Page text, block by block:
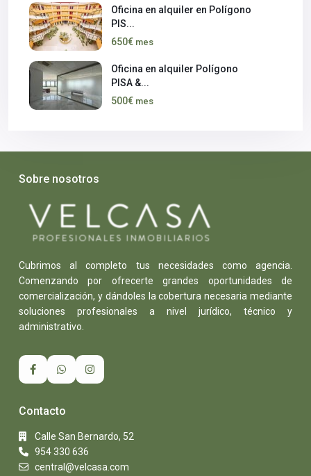
Oficina en alquiler en Polígono
PIS...
650€ mes
Oficina en alquiler Polígono
PISA &...
500€ mes
Sobre nosotros
Cubrimos al completo tus necesidades como agencia.
Comenzando por ofrecerte grandes oportunidades de
comercialización, y dándoles la cobertura necesaria mediante
soluciones profesionales a nivel jurídico, técnico y
administrativo.
Contacto
Calle San Bernardo, 52
954 330 636
central@velcasa.com